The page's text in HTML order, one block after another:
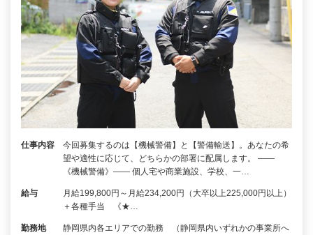
仕事内容
今回募集するのは【機械警備】と【警備輸送】。あなたの希
望や適性に応じて、どちらかの部署に配属します。 ――
《機械警備》―― 個人宅や商業施設、学校、一…
給与
月給199,800円～月給234,200円（大卒以上225,000円以上）
＋各種手当 《★…
勤務地
静岡県内各エリアでの勤務 （静岡県内いずれかの事業所へ